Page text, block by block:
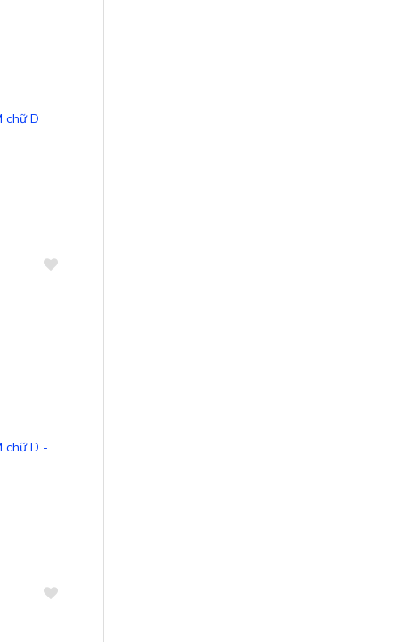
chữ D
chữ D -